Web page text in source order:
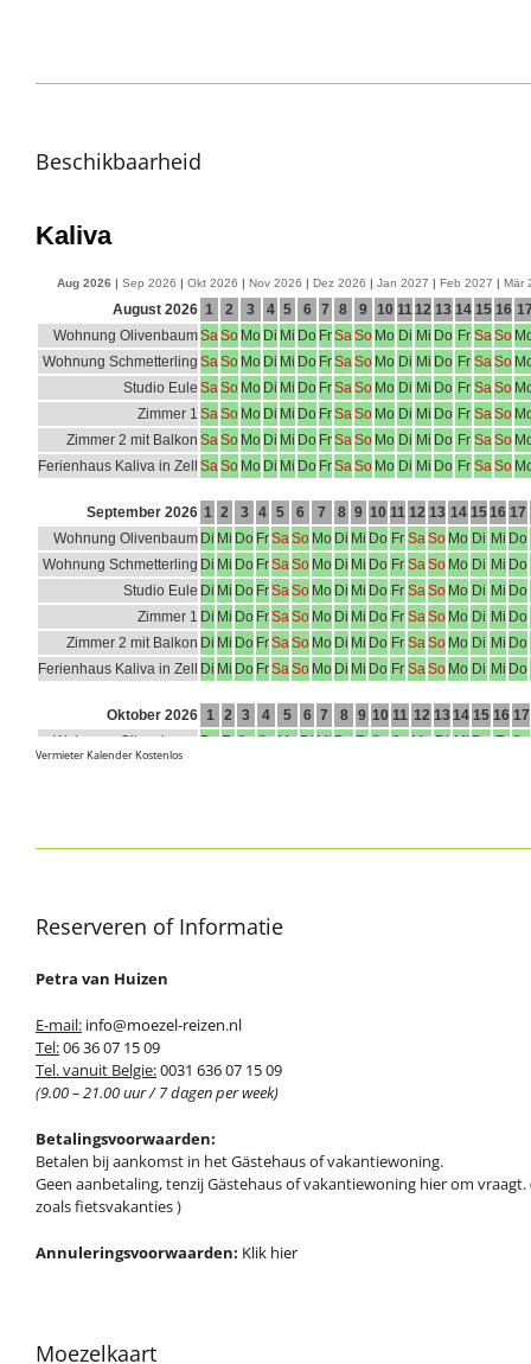
Beschikbaarheid
Vermieter Kalender Kostenlos
Reserveren of Informatie
Petra van Huizen
E-mail: info@moezel-reizen.nl
Tel:06 36 07 15 09
Tel. vanuit Belgie:0031 636 07 15 09
(9.00 – 21.00 uur / 7 dagen per week)
Betalingsvoorwaarden:
Betalen bij aankomst in het Gästehaus of vakantiewoning.
Geen aanbetaling, tenzij Gästehaus of vakantiewoning hier om
zoals fietsvakanties )
Annuleringsvoorwaarden: Klik hier
Moezelkaart